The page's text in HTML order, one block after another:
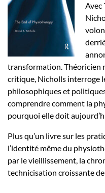
Avec
transformation. Théoricien
critique, Nicholls interroge
philosophiques et
comprendre comment la
pourquoi elle doit
Plus qu’un livre sur les
l’identité même du
par le vieillissement, la
technicisation croissante